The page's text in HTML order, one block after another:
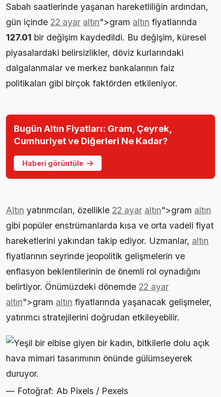
Sabah saatlerinde yaşanan hareketliliğin ardından,
gün içinde 22 ayar altın">gram altın fiyatlarında
127.01 bir değişim kaydedildi. Bu değişim, küresel
piyasalardaki belirsizlikler, döviz kurlarındaki
dalgalanmalar ve merkez bankalarının faiz
politikaları gibi birçok faktörden etkileniyor.
Bugün Altın Fiyatları: Gram, Çeyrek,
Cumhuriyet ve Diğerleri Ne Kadar?
Haberi görüntüle
Altın yatırımcıları, özellikle 22 ayar altın">gram altın
gibi popüler enstrümanlarda kısa ve orta vadeli fiyat
hareketlerini yakından takip ediyor. Uzmanlar, altın
fiyatlarının seyrinde jeopolitik gelişmelerin ve
enflasyon beklentilerinin de önemli rol oynadığını
belirtiyor. Önümüzdeki dönemde 22 ayar
altın">gram altın fiyatlarında yaşanacak gelişmeler,
yatırımcı stratejilerini doğrudan etkileyebilir.
— Fotoğraf: Ab Pixels / Pexels